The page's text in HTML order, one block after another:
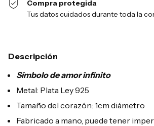
Compra protegida
Tus datos cuidados durante toda la
Descripción
Símbolo de amor infinito
Metal: Plata Ley 925
Tamaño del corazón: 1cm diámetro
Fabricado a mano, puede tener